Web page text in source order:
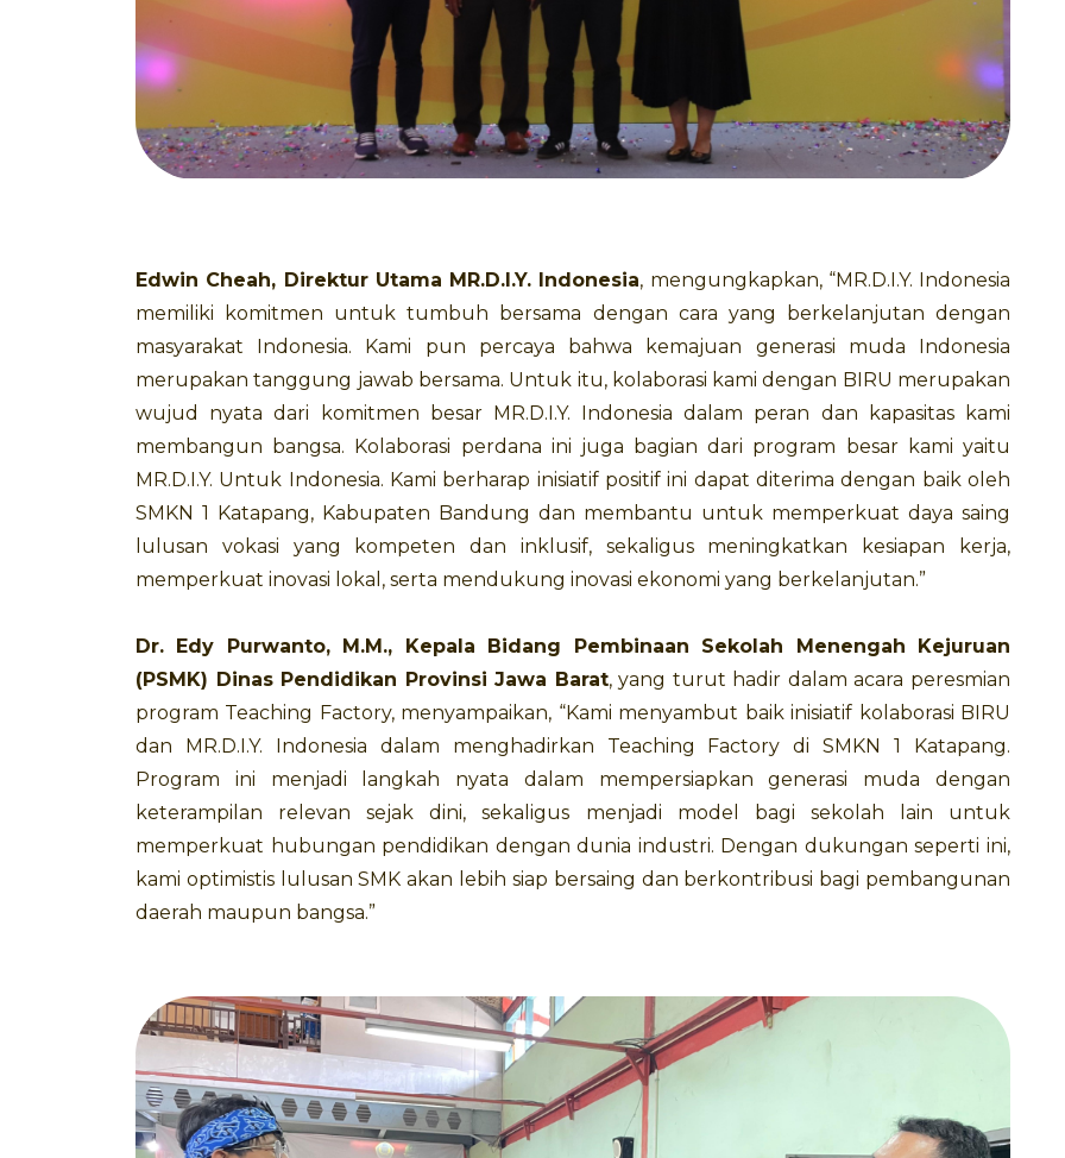
Edwin Cheah, Direktur Utama MR.D.I.Y. Indonesia, mengungkapkan, “MR.D.I.Y. Indonesia
memiliki komitmen untuk tumbuh bersama dengan cara yang berkelanjutan dengan
masyarakat Indonesia. Kami pun percaya bahwa kemajuan generasi muda Indonesia
merupakan tanggung jawab bersama. Untuk itu, kolaborasi kami dengan BIRU merupakan
wujud nyata dari komitmen besar MR.D.I.Y. Indonesia dalam peran dan kapasitas kami
membangun bangsa. Kolaborasi perdana ini juga bagian dari program besar kami yaitu
MR.D.I.Y. Untuk Indonesia. Kami berharap inisiatif positif ini dapat diterima dengan baik oleh
SMKN 1 Katapang, Kabupaten Bandung dan membantu untuk memperkuat daya saing
lulusan vokasi yang kompeten dan inklusif, sekaligus meningkatkan kesiapan kerja,
memperkuat inovasi lokal, serta mendukung inovasi ekonomi yang berkelanjutan.”
Dr. Edy Purwanto, M.M., Kepala Bidang Pembinaan Sekolah Menengah Kejuruan
(PSMK) Dinas Pendidikan Provinsi Jawa Barat, yang turut hadir dalam acara peresmian
program Teaching Factory, menyampaikan, “Kami menyambut baik inisiatif kolaborasi BIRU
dan MR.D.I.Y. Indonesia dalam menghadirkan Teaching Factory di SMKN 1 Katapang.
Program ini menjadi langkah nyata dalam mempersiapkan generasi muda dengan
keterampilan relevan sejak dini, sekaligus menjadi model bagi sekolah lain untuk
memperkuat hubungan pendidikan dengan dunia industri. Dengan dukungan seperti ini,
kami optimistis lulusan SMK akan lebih siap bersaing dan berkontribusi bagi pembangunan
daerah maupun bangsa.”